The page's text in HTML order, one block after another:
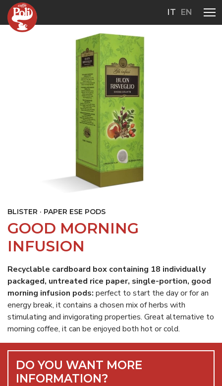
IT EN
BLISTER · PAPER ESE PODS
GOOD MORNING
INFUSION
Recyclable cardboard box containing 18 individually
packaged, untreated rice paper, single-portion, good
morning infusion pods: perfect to start the day or for an
energy break, it contains a chosen mix of herbs with
stimulating and invigorating properties. Great alternative to
morning coffee, it can be enjoyed both hot or cold.
DO YOU WANT MORE
INFORMATION?